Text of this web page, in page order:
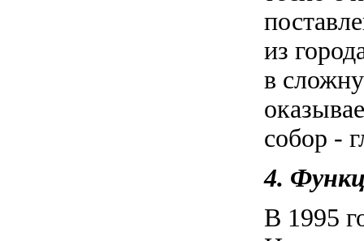
из
в
собор -
4.
В 1995